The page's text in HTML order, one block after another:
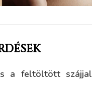
a feltöltött szájjal